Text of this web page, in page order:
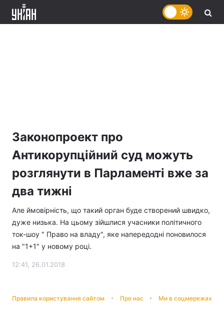
Законопроект про
Антикорупційний суд можуть
розглянути в Парламенті вже за
два тижні
Але ймовірність, що такий орган буде створений швидко,
дуже низька. На цьому зійшлися учасники політичного
ток-шоу " Право на владу", яке напередодні поновилося
на "1+1" у новому році.
12:41, 26.01.2018
Правила користування сайтом Про нас Ми в соцмережах